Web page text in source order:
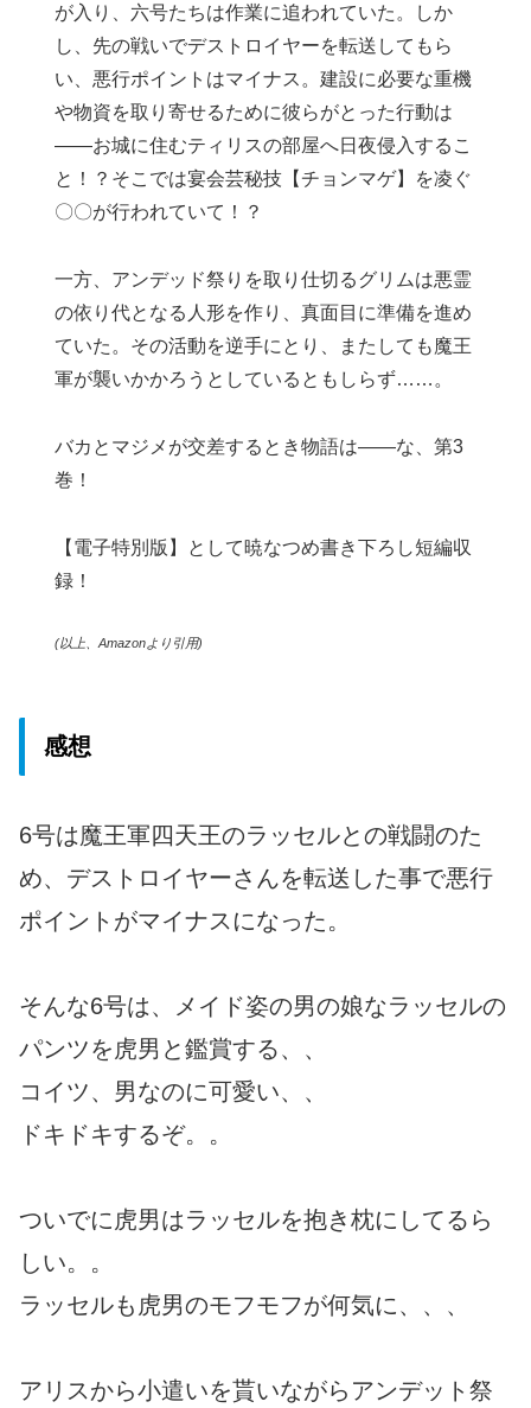
が入り、六号たちは作業に追われていた。しか
し、先の戦いでデストロイヤーを転送してもら
い、悪行ポイントはマイナス。建設に必要な重機
や物資を取り寄せるために彼らがとった行動は
――お城に住むティリスの部屋へ日夜侵入するこ
と！？そこでは宴会芸秘技【チョンマゲ】を凌ぐ
〇〇が行われていて！？
一方、アンデッド祭りを取り仕切るグリムは悪霊
の依り代となる人形を作り、真面目に準備を進め
ていた。その活動を逆手にとり、またしても魔王
軍が襲いかかろうとしているともしらず……。
バカとマジメが交差するとき物語は――な、第3
巻！
【電子特別版】として暁なつめ書き下ろし短編収
録！
(以上、Amazonより引用)
感想
6号は魔王軍四天王のラッセルとの戦闘のた
め、デストロイヤーさんを転送した事で悪行
ポイントがマイナスになった。
そんな6号は、メイド姿の男の娘なラッセルの
パンツを虎男と鑑賞する、、
コイツ、男なのに可愛い、、
ドキドキするぞ。。
ついでに虎男はラッセルを抱き枕にしてるら
しい。。
ラッセルも虎男のモフモフが何気に、、、
アリスから小遣いを貰いながらアンデット祭